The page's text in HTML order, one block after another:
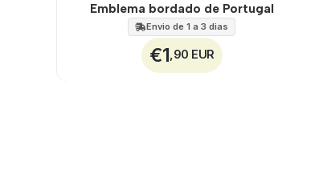
Emblema bordado de Portugal
Envio de 1 a 3 dias
€1 ,90 EUR